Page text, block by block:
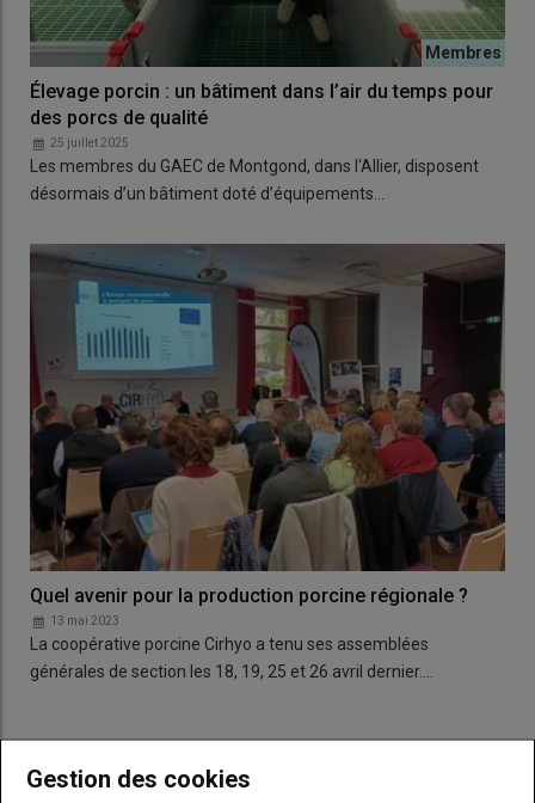
Élevage porcin : un bâtiment dans l’air du temps pour
des porcs de qualité
25 juillet 2025
Les membres du GAEC de Montgond, dans l'Allier, disposent
désormais d’un bâtiment doté d’équipements…
Quel avenir pour la production porcine régionale ?
13 mai 2023
La coopérative porcine Cirhyo a tenu ses assemblées
générales de section les 18, 19, 25 et 26 avril dernier.…
LES PLUS LUS
Gestion des cookies